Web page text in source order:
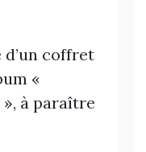
coffret
«
à paraître